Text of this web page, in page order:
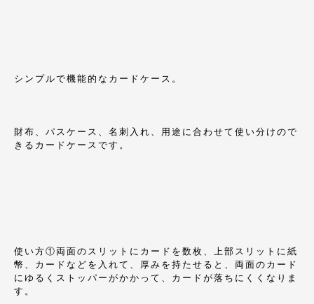
シンプルで機能的なカードケース。
財布、パスケース、名刺入れ、用途に合わせて使い分けので
きるカードケースです。
使い方①両面のスリットにカードを数枚、上部スリットに紙
幣、カードなどを入れて、厚みを持たせると、両面のカード
にゆるくストッパーがかかって、カードが落ちにくくなりま
す。